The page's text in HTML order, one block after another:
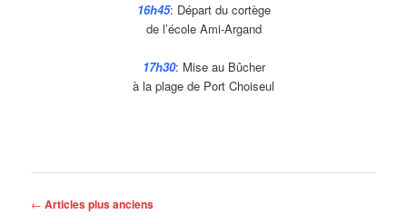
16h45: Départ du cortège
de l’école Ami-Argand
17h30: Mise au Bûcher
à la plage de Port Choiseul
Navigation
← Articles plus anciens